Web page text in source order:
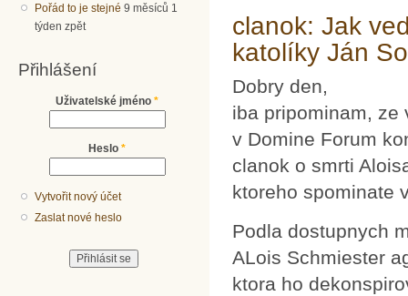
Pořád to je stejné 9 měsíců 1
týden zpět
Přihlášení
Uživatelské jméno *
Heslo *
Vytvořit nový účet
Zaslat nové heslo
clanok: Jak
katolíky Ján
Dobry den,
iba pripominam, ze
v Domine Forum
clanok o smrti
ktoreho spominate
Podla dostupnych
ALois Schmiester
ktora ho